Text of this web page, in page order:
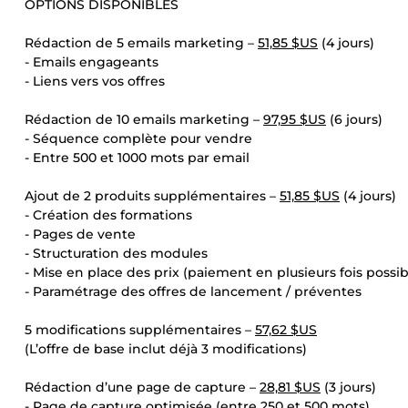
OPTIONS DISPONIBLES
Rédaction de 5 emails marketing – 51,85 $US (4 jours)
- Emails engageants
- Liens vers vos offres
Rédaction de 10 emails marketing – 97,95 $US (6 jours)
- Séquence complète pour vendre
- Entre 500 et 1000 mots par email
Ajout de 2 produits supplémentaires – 51,85 $US (4 jours)
- Création des formations
- Pages de vente
- Structuration des modules
- Mise en place des prix (paiement en plusieurs fois
- Paramétrage des offres de lancement / préventes
5 modifications supplémentaires – 57,62 $US
(L’offre de base inclut déjà 3 modifications)
Rédaction d’une page de capture – 28,81 $US (3 jours)